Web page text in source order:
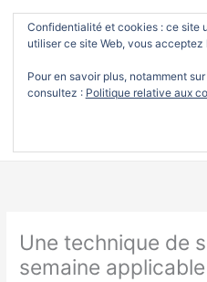
Aller
contenu
Soins et
Différentes
Une technique de soins et
Une technique de
semaine
Confidentialité et cookies : ce site
utiliser ce site Web, vous acceptez
Pour en savoir plus, notamment
consultez : Politique relative aux